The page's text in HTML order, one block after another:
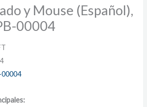
y Mouse (Español),
00004